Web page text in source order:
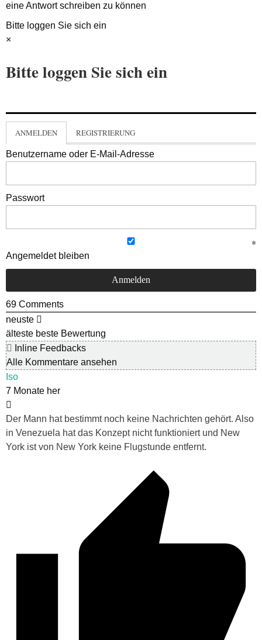
eine Antwort schreiben zu können
Bitte loggen Sie sich ein
×
Bitte loggen Sie sich ein
ANMELDEN REGISTRIERUNG
Benutzername oder E-Mail-Adresse
Passwort
Angemeldet bleiben
69 Comments
neuste
älteste beste Bewertung
Inline Feedbacks
Alle Kommentare ansehen
Iso
7 Monate her
Der Mann hat bestimmt noch keine Nachrichten gehört. Also
in Venezuela hat das Konzept nicht funktioniert und New
York ist von New York keine Flugstunde entfernt.